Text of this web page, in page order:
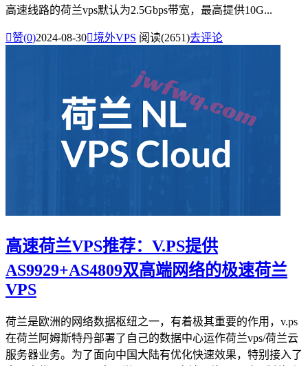
高速线路的荷兰vps默认为2.5Gbps带宽，最高提供10G...
赞(0)2024-08-30境外VPS 阅读(2651)去评论
高速荷兰VPS推荐：V.PS提供
AS9929+AS4809双高端网络的极速荷兰
VPS
荷兰是欧洲的网络数据枢纽之一，有着极其重要的作用，v.ps
在荷兰阿姆斯特丹部署了自己的数据中心运作荷兰vps/荷兰云
服务器业务。为了面向中国大陆有优化快速效果，特别接入了